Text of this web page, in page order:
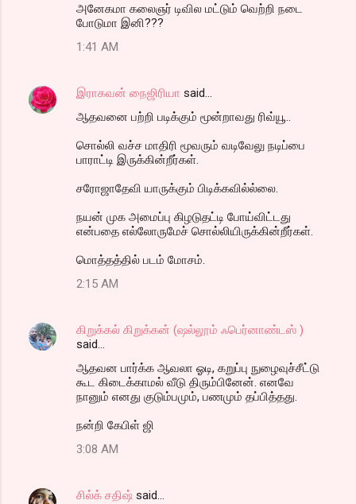
அனேகமா கலைஞர் டிவில மட்டும் வெற்றி நடை
போடுமா இனி???
1:41 AM
இராகவன் நைஜிரியா said…
ஆதவனை பற்றி படிக்கும் மூன்றாவது ரிவ்யூ..
சொல்லி வச்ச மாதிரி மூவரும் வடிவேலு நடிப்பை
பாராட்டி இருக்கின்றீர்கள்.
சரோஜாதேவி யாருக்கும் பிடிக்கவில்ல்லை.
நயன் முக அமைப்பு கிழடுதட்டி போய்விட்டது
என்பதை எல்லோருமேச் சொல்லியிருக்கின்றீர்கள்.
மொத்தத்தில் படம் மோசம்.
2:15 AM
கிறுக்கல் கிறுக்கன் (ஷல்லூம் ஃபெர்னாண்டஸ் )
said…
ஆதவன பார்க்க ஆவலா ஓடி, கறுப்பு நுழைவுச்சீட்டு
கூட கிடைக்காமல் வீடு திரும்பினேன். எனவே
நானும் எனது குடும்பமும், பணமும் தப்பித்தது.
நன்றி கேபிள் ஜி
3:08 AM
சில்க் சதிஷ் said…